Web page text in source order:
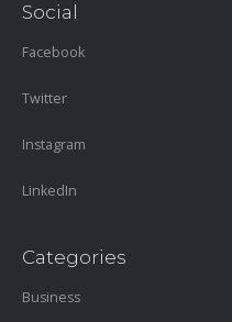
Social
Facebook
Twitter
Instagram
LinkedIn
Categories
Business